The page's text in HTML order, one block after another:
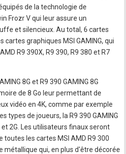
de la technologie de
Frozr V qui leur assure un
et silencieux. Au total, 6 cartes
graphiques MSI GAMING, qui
R9 390X, R9 390, R9 380 et R7
8G et R9 390 GAMING 8G
de 8 Go leur permettant de
vidéo en 4K, comme par exemple
types de joueurs, la R9 390 GAMING
2G. Les utilisateurs finaux seront
toutes les cartes MSI AMD R9 300
métallique qui, en plus d'être décorée